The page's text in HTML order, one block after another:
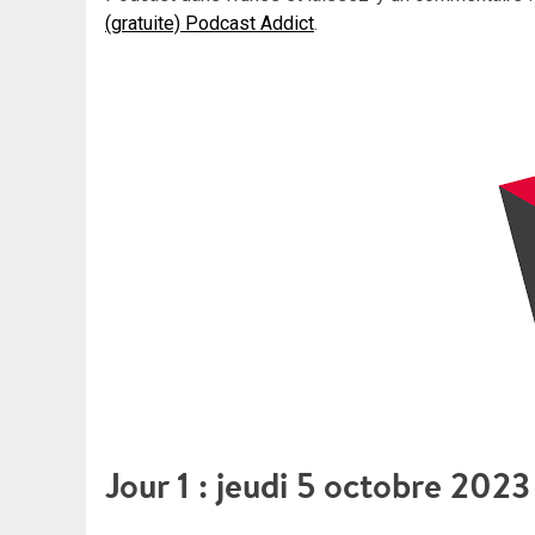
(gratuite) Podcast Addict.
Jour 1 : jeudi 5 octobre 2023